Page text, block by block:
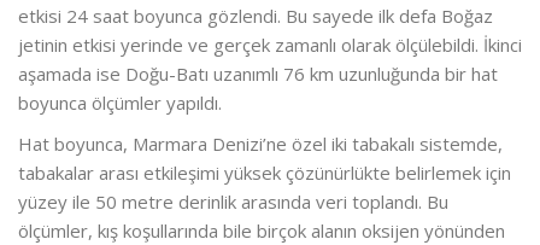
etkisi 24 saat boyunca gözlendi. Bu sayede ilk defa Boğaz
jetinin etkisi yerinde ve gerçek zamanlı olarak ölçülebildi. İkinci
aşamada ise Doğu-Batı uzanımlı 76 km uzunluğunda bir hat
boyunca ölçümler yapıldı.
Hat boyunca, Marmara Denizi’ne özel iki tabakalı sistemde,
tabakalar arası etkileşimi yüksek çözünürlükte belirlemek için
yüzey ile 50 metre derinlik arasında veri toplandı. Bu
ölçümler, kış koşullarında bile birçok alanın oksijen yönünden